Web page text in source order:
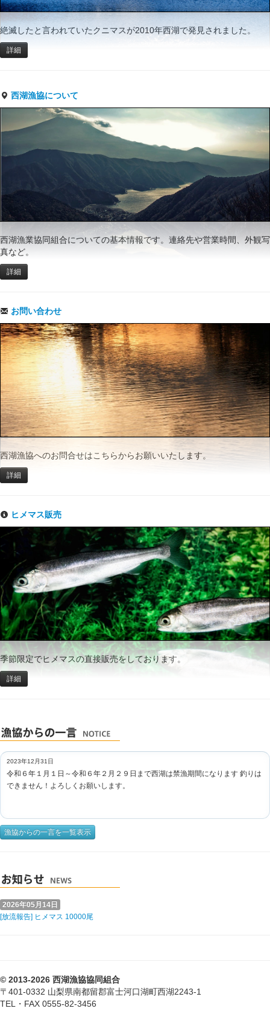
絶滅したと言われていたクニマスが2010年西湖で発見されました。
詳細
西湖漁協について
西湖漁業協同組合についての基本情報です。連絡先や営業時間、外観写
真など。
詳細
お問い合わせ
西湖漁協へのお問合せはこちらからお願いいたします。
詳細
ヒメマス販売
季節限定でヒメマスの直接販売をしております。
詳細
2023年12月31日
令和６年１月１日～令和６年２月２９日まで西湖は禁漁期間になります 釣りは
できません！よろしくお願いします。
漁協からの一言を一覧表示
2026年05月14日
[放流報告] ヒメマス 10000尾
© 2013-2026 西湖漁協協同組合
〒401-0332 山梨県南都留郡富士河口湖町西湖2243-1
TEL・FAX 0555-82-3456